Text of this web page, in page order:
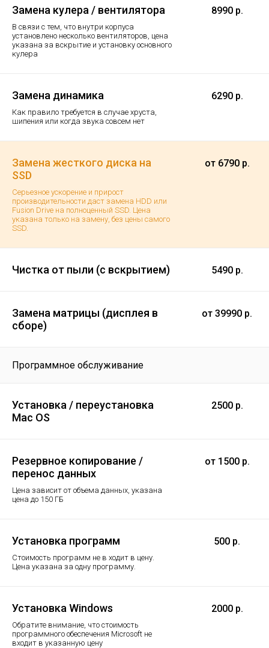
Замена кулера / вентилятора
В связи с тем, что внутри корпуса
установлено несколько вентиляторов, цена
указана за вскрытие и установку основного
кулера
8990 р.
Замена динамика
Как правило требуется в случае хруста,
шипения или когда звука совсем нет
6290 р.
Замена жесткого диска на
SSD
Серьезное ускорение и прирост
производительности даст замена HDD или
Fusion Drive на полноценный SSD. Цена
указана только на замену, без цены самого
SSD.
от 6790 р.
Чистка от пыли (с вскрытием) 5490 р.
Замена матрицы (дисплея в
сборе)
от 39990 р.
Программное обслуживание
Установка / переустановка
Mac OS
2500 р.
Резервное копирование /
перенос данных
Цена зависит от объема данных, указана
цена до 150 ГБ
от 1500 р.
Установка программ
Стоимость программ не в ходит в цену.
Цена указана за одну программу.
500 р.
Установка Windows
Обратите внимание, что стоимость
программного обеспечения Microsoft не
входит в указанную цену
2000 р.